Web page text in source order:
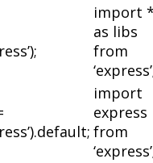
import
as libs
from
import
express
from